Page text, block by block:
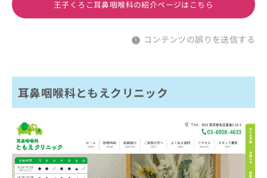
王子くろこ耳鼻咽喉科の紹介ページはこちら
コンテンツの誤りを送信する
耳鼻咽喉科ともえクリニック